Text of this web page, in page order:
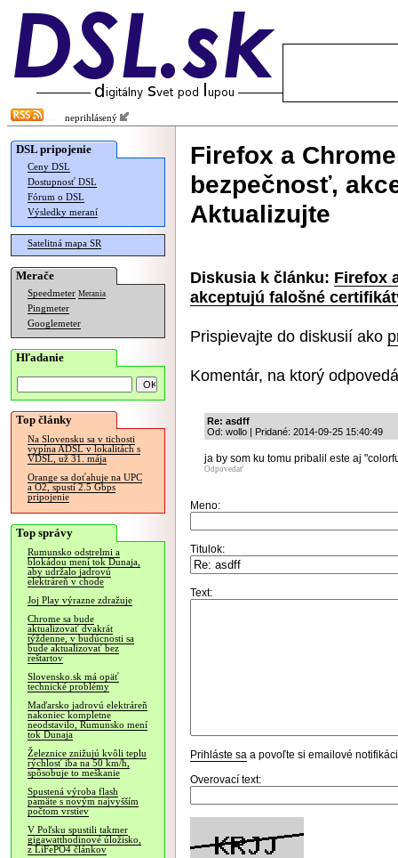
neprihlásený
DSL pripojenie
Ceny DSL
Dostupnosť DSL
Fórum o DSL
Výsledky meraní
Satelitná mapa SR
Merače
Speedmeter Merania
Pingmeter
Googlemeter
Hľadanie
Top články
Na Slovensku sa v tichosti
vypína ADSL v lokalitách s
VDSL, už 31. mája
Orange sa doťahuje na UPC
a O2, spustí 2.5 Gbps
pripojenie
Top správy
Rumunsko odstrelmi a
blokádou mení tok Dunaja,
aby udržalo jadrovú
elektráreň v chode
Joj Play výrazne zdražuje
Chrome sa bude
aktualizovať dvakrát
týždenne, v budúcnosti sa
bude aktualizovať bez
reštartov
Slovensko.sk má opäť
technické problémy
Maďarsko jadrovú elektráreň
nakoniec kompletne
neodstavilo, Rumunsko mení
tok Dunaja
Železnice znižujú kvôli teplu
rýchlosť iba na 50 km/h,
spôsobuje to meškanie
Spustená výroba flash
pamäte s novým najvyšším
počtom vrstiev
V Poľsku spustili takmer
gigawatthodinové úložisko,
z LiFePO4 článkov
Firefox a
bezpečnosť,
Aktualizujte
Diskusia k článku: Firefox
akceptujú falošné
Prispievajte do diskusií ako
Komentár, na ktorý
Re: asdff
Od: wollo | Pridané: 2014-09-25 15:40:49
ja by som ku tomu pribalil este aj
Odpovedať
Meno:
Titulok:
Text:
Prihláste sa a povoľte si emailové
Overovací text: